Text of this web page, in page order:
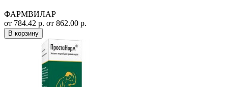
ФАРМВИЛАР
от 784.42 р. от 862.00 р.
В корзину